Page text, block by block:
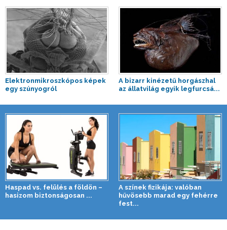
Elektronmikroszkópos képek
egy szúnyogról
A bizarr kinézetű horgászhal
az állatvilág egyik legfurcsá...
Haspad vs. felülés a földön –
hasizom biztonságosan ...
A színek fizikája: valóban
hűvösebb marad egy fehérre
fest...